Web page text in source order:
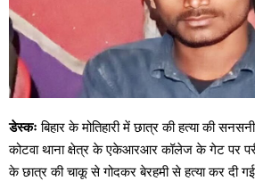
डेस्कः बिहार के मोतिहारी में छात्र की हत्या की
कोटवा थाना क्षेत्र के एकेआरआर कॉलेज के गेट पर
के छात्र की चाकू से गोदकर बेरहमी से हत्या कर दी